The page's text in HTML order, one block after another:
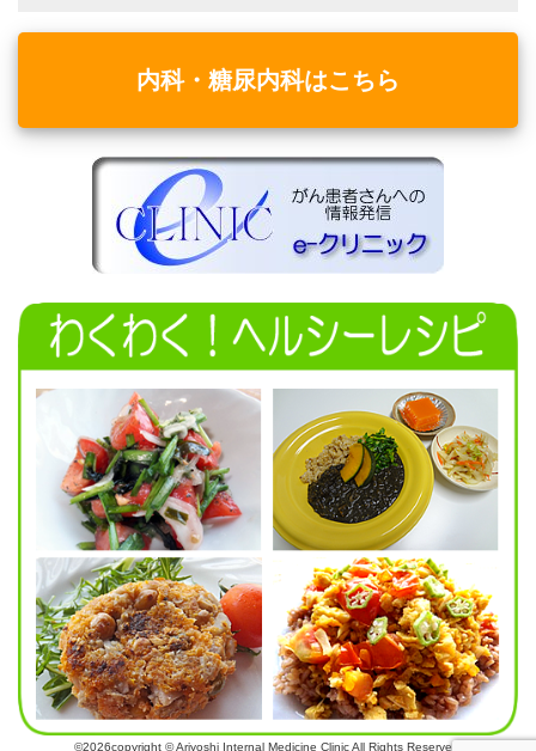
内科・糖尿内科はこちら
©2026copyright © Ariyoshi Internal Medicine Clinic All Rights Reserved.